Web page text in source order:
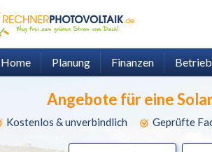
Home Planung Finanzen Betrieb
Angebote für eine
Kostenlos & unverbindlich Geprüfte